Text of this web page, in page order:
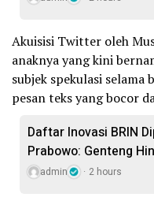
Akuisisi Twitter oleh
anaknya yang kini
subjek spekulasi
pesan teks yang bocor
Daftar Inovasi BRIN
Prabowo: Genteng
admin 2 hours